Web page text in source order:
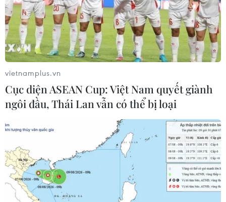
vietnamplus.vn
Cục diện ASEAN Cup: Việt Nam quyết giành
ngôi đầu, Thái Lan vẫn có thể bị loại